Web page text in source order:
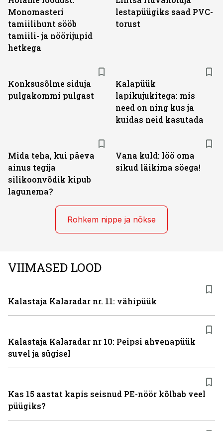
Monomasteri
tamiilihunt sööb
tamiili- ja nöörijupid
hetkega
lestapüügiks saad PVC-
torust
Konksusõlme siduja
pulgakommi pulgast
Kalapüük
lapikujukitega: mis
need on ning kus ja
kuidas neid kasutada
Mida teha, kui päeva
ainus tegija
silikoonvõdik kipub
lagunema?
Vana kuld: löö oma
sikud läikima söega!
Rohkem nippe ja nõkse
VIIMASED LOOD
Kalastaja Kalaradar nr. 11: vähipüük
Kalastaja Kalaradar nr 10: Peipsi ahvenapüük
suvel ja sügisel
Kas 15 aastat kapis seisnud PE-nöör kõlbab veel
püügiks?